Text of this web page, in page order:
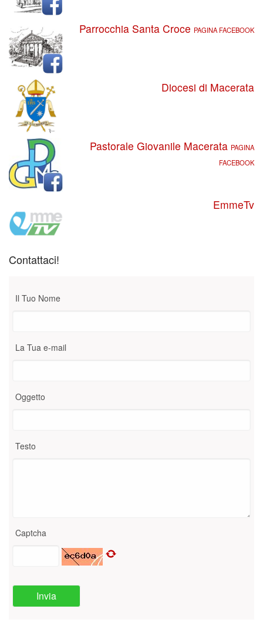
Parrocchia Santa Croce PAGINA FACEBOOK
Diocesi di Macerata
Pastorale Giovanile Macerata PAGINA
FACEBOOK
EmmeTv
Contattaci!
Il Tuo Nome
La Tua e-mail
Oggetto
Testo
Captcha
Invia